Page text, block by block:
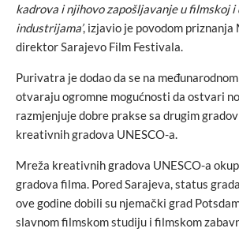
kadrova i njihovo zapošljavanje u filmskoj
industrijama’, izjavio je povodom
direktor Sarajevo Film Festivala.
Purivatra je dodao da se na
otvaraju ogromne mogućnosti da ostvari
razmjenjuje dobre prakse sa drugim
kreativnih gradova UNESCO-a.
Mreža kreativnih gradova UNESCO-a
gradova filma. Pored Sarajeva, status
ove godine dobili su njemački grad
slavnom filmskom studiju i filmskom